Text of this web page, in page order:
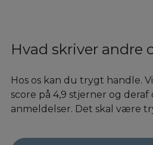
Hvad skriver andre
Hos os kan du trygt handle.
score på 4,9 stjerner og deraf
anmeldelser. Det skal være